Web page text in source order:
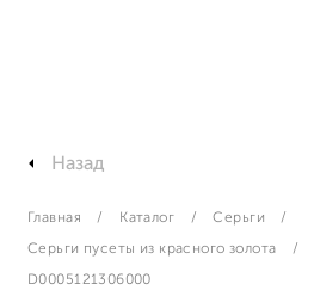
Назад
Главная Каталог Серьги
Серьги пусеты из красного золота
D0005121306000